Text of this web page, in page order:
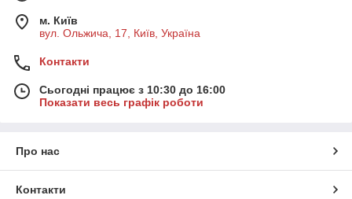
м. Київ
вул. Ольжича, 17, Київ, Україна
Контакти
Сьогодні працює з 10:30 до 16:00
Показати весь графік роботи
Про нас
Контакти